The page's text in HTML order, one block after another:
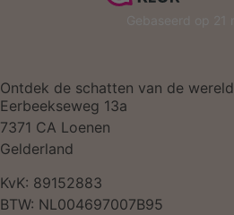
Ontdek de schatten van de wereld
Eerbeekseweg 13a
7371 CA Loenen
Gelderland
KvK: 89152883
BTW: NL004697007B95